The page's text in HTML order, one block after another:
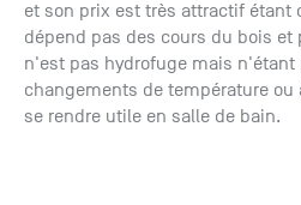
et son prix est très attractif étant
dépend pas des cours du bois et
n'est pas hydrofuge mais n'étant
changements de température
se rendre utile en salle de bain.